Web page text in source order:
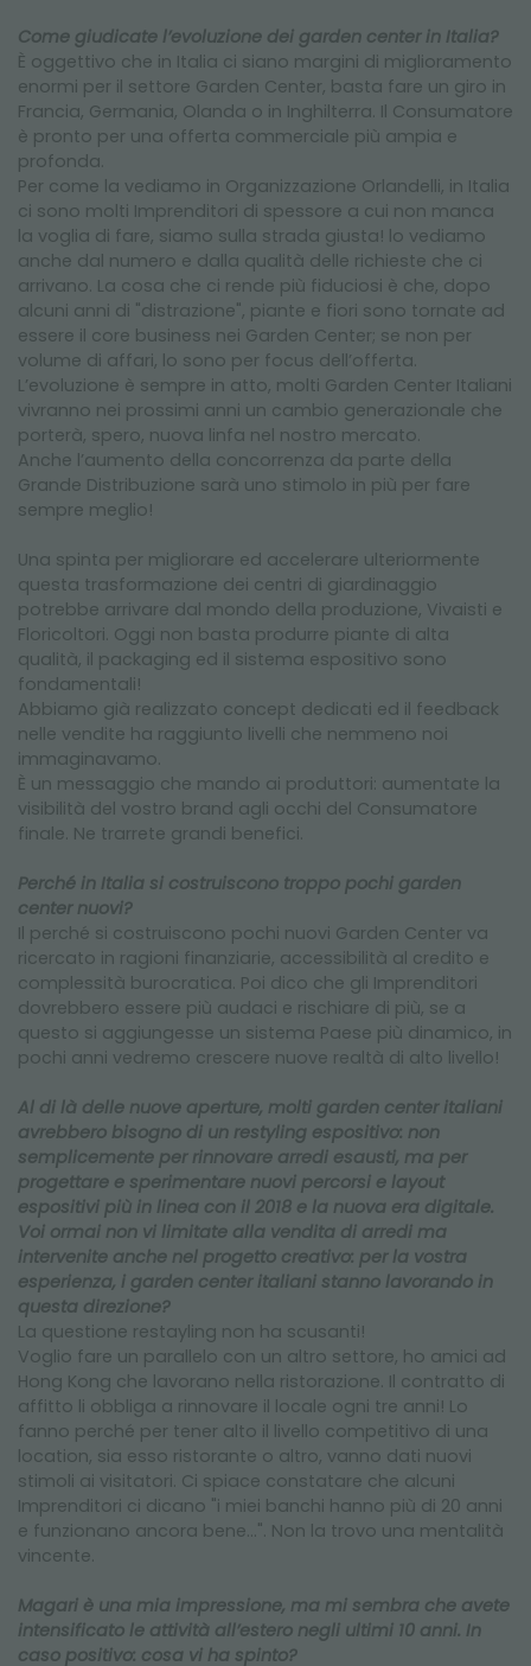
Come giudicate l’evoluzione dei garden center in Italia?
È oggettivo che in Italia ci siano margini di miglioramento
enormi per il settore Garden Center, basta fare un giro in
Francia, Germania, Olanda o in Inghilterra. Il Consumatore
è pronto per una offerta commerciale più ampia e
profonda.
Per come la vediamo in Organizzazione Orlandelli, in Italia
ci sono molti Imprenditori di spessore a cui non manca
la voglia di fare, siamo sulla strada giusta! lo vediamo
anche dal numero e dalla qualità delle richieste che ci
arrivano. La cosa che ci rende più fiduciosi è che, dopo
alcuni anni di "distrazione", piante e fiori sono tornate ad
essere il core business nei Garden Center; se non per
volume di affari, lo sono per focus dell’offerta.
L’evoluzione è sempre in atto, molti Garden Center Italiani
vivranno nei prossimi anni un cambio generazionale che
porterà, spero, nuova linfa nel nostro mercato.
Anche l’aumento della concorrenza da parte della
Grande Distribuzione sarà uno stimolo in più per fare
sempre meglio!
Una spinta per migliorare ed accelerare ulteriormente
questa trasformazione dei centri di giardinaggio
potrebbe arrivare dal mondo della produzione, Vivaisti e
Floricoltori. Oggi non basta produrre piante di alta
qualità, il packaging ed il sistema espositivo sono
fondamentali!
Abbiamo già realizzato concept dedicati ed il feedback
nelle vendite ha raggiunto livelli che nemmeno noi
immaginavamo.
È un messaggio che mando ai produttori: aumentate la
visibilità del vostro brand agli occhi del Consumatore
finale. Ne trarrete grandi benefici.
Perché in Italia si costruiscono troppo pochi garden
center nuovi?
Il perché si costruiscono pochi nuovi Garden Center va
ricercato in ragioni finanziarie, accessibilità al credito e
complessità burocratica. Poi dico che gli Imprenditori
dovrebbero essere più audaci e rischiare di più, se a
questo si aggiungesse un sistema Paese più dinamico, in
pochi anni vedremo crescere nuove realtà di alto livello!
Al di là delle nuove aperture, molti garden center italiani
avrebbero bisogno di un restyling espositivo: non
semplicemente per rinnovare arredi esausti, ma per
progettare e sperimentare nuovi percorsi e layout
espositivi più in linea con il 2018 e la nuova era digitale.
Voi ormai non vi limitate alla vendita di arredi ma
intervenite anche nel progetto creativo: per la vostra
esperienza, i garden center italiani stanno lavorando in
questa direzione?
La questione restayling non ha scusanti!
Voglio fare un parallelo con un altro settore, ho amici ad
Hong Kong che lavorano nella ristorazione. Il contratto di
affitto li obbliga a rinnovare il locale ogni tre anni! Lo
fanno perché per tener alto il livello competitivo di una
location, sia esso ristorante o altro, vanno dati nuovi
stimoli ai visitatori. Ci spiace constatare che alcuni
Imprenditori ci dicano "i miei banchi hanno più di 20 anni
e funzionano ancora bene...". Non la trovo una mentalità
vincente.
Magari è una mia impressione, ma mi sembra che avete
intensificato le attività all’estero negli ultimi 10 anni. In
caso positivo: cosa vi ha spinto?